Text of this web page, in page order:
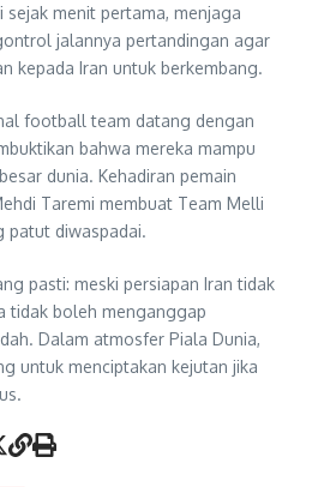
sejak menit pertama, menjaga
jalannya pertandingan agar
kepada Iran untuk berkembang.
football team datang dengan
bahwa mereka mampu
dunia. Kehadiran pemain
Taremi membuat Team Melli
patut diwaspadai.
pasti: meski persiapan Iran tidak
tidak boleh menganggap
Dalam atmosfer Piala Dunia,
untuk menciptakan kejutan jika